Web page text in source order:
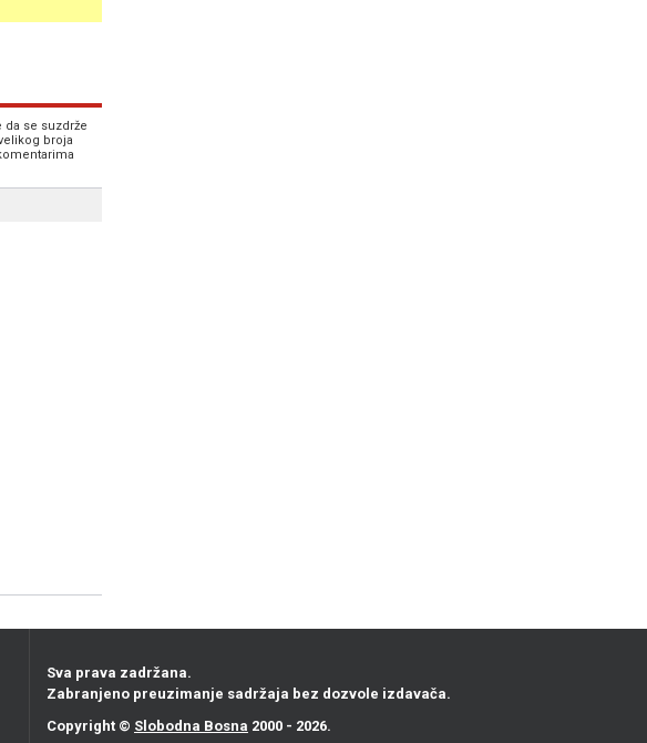
da se suzdrže
broja
Sva prava zadržana.
Zabranjeno preuzimanje sadržaja bez dozvole izdavača.
Copyright © Slobodna Bosna 2000 - 2026.